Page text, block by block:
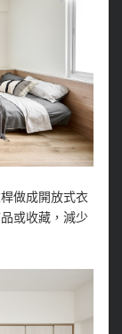
做成開放式衣
或收藏，減少